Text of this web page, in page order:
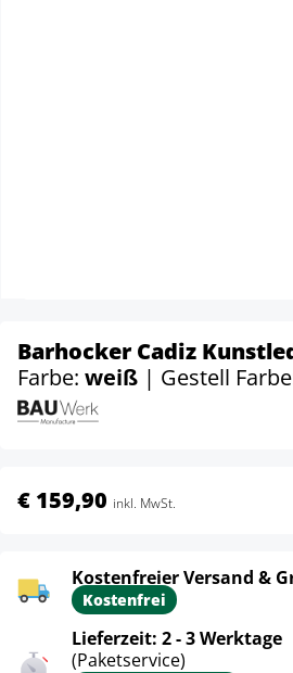
Barhocker Cadiz
Farbe: weiß | Gestell
€ 159,90 inkl. MwSt.
Kostenfreier Versand &
Kostenfrei
Lieferzeit: 2 - 3 Werktage
(Paketservice)